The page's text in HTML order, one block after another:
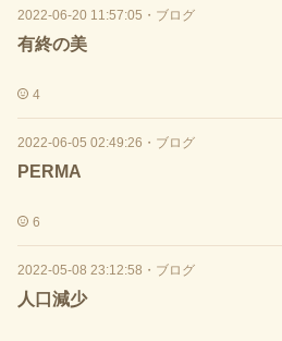
2022-06-20 11:57:05 ・ ブログ
有終の美
4
2022-06-05 02:49:26 ・ ブログ
PERMA
6
2022-05-08 23:12:58 ・ ブログ
人口減少